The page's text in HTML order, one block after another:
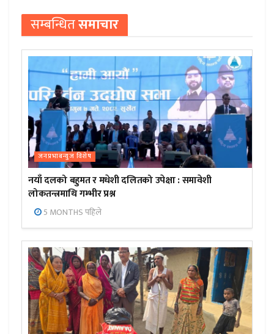
सम्बन्धितसमाचार
जनप्रभाबन्युज विशेष
नयाँ दलको बहुमत र मधेशी दलितको उपेक्षा : समावेशी
लोकतन्त्रमाथि गम्भीर प्रश्न
5 MONTHS पहिले